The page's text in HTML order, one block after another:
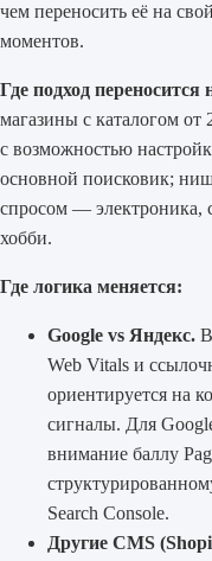
чем переносить её на
моментов.
Где подход
магазины с каталогом
с возможностью
основной поисковик;
спросом — электроника,
хобби.
Где логика меняется:
Google vs Яндекс.
Web Vitals и
ориентируется на
сигналы. Для
внимание баллу
Search Console.
Другие CMS